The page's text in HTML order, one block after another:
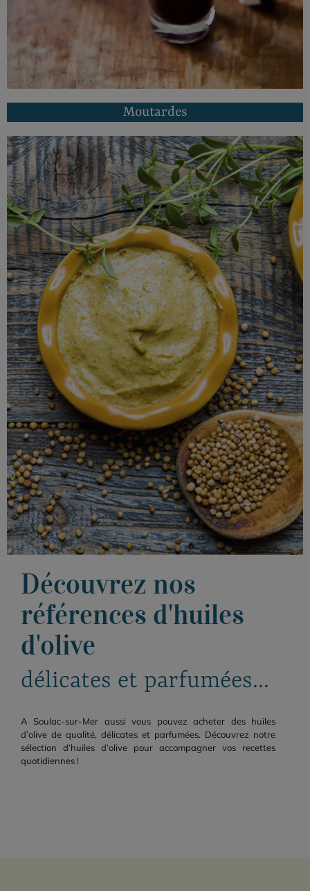
Moutardes
Voir les moutardes
Découvrez nos
références d'huiles
d'olive
délicates et parfumées...
A Soulac-sur-Mer aussi vous pouvez acheter des huiles
d’olive de qualité, délicates et parfumées. Découvrez notre
sélection d’huiles d’olive pour accompagner vos recettes
quotidiennes !